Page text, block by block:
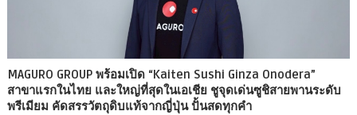
MAGURO GROUP พร้อมเปิด “Kaiten Sushi Ginza Onodera”
สาขาแรกในไทย และใหญ่ที่สุดในเอเชีย ชูจุดเด่นซูชิสายพานระดับ
พรีเมียม คัดสรรวัตถุดิบแท้จากญี่ปุ่น ปั้นสดทุกคำ